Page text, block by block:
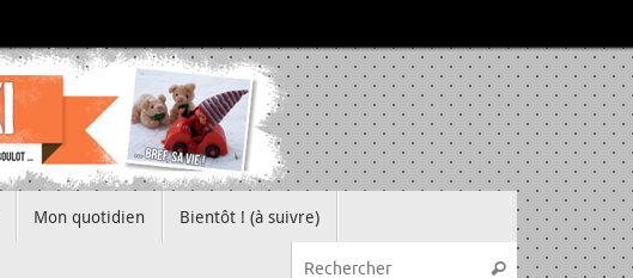
Mon quotidien Bientôt ! (à suivre)
Recherche
Rechercher